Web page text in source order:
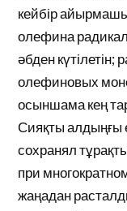
кейбір
олефина
әбден
олефиновых
осыншама кең
Сияқты алдыңғы
сохранял
при
жаңадан